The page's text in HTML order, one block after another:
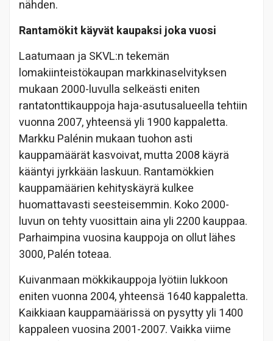
nähden.
Rantamökit käyvät kaupaksi joka vuosi
Laatumaan ja SKVL:n tekemän
lomakiinteistökaupan markkinaselvityksen
mukaan 2000-luvulla selkeästi eniten
rantatonttikauppoja haja-asutusalueella tehtiin
vuonna 2007, yhteensä yli 1900 kappaletta.
Markku Palénin mukaan tuohon asti
kauppamäärät kasvoivat, mutta 2008 käyrä
kääntyi jyrkkään laskuun. Rantamökkien
kauppamäärien kehityskäyrä kulkee
huomattavasti seesteisemmin. Koko 2000-
luvun on tehty vuosittain aina yli 2200 kauppaa.
Parhaimpina vuosina kauppoja on ollut lähes
3000, Palén toteaa.
Kuivanmaan mökkikauppoja lyötiin lukkoon
eniten vuonna 2004, yhteensä 1640 kappaletta.
Kaikkiaan kauppamäärissä on pysytty yli 1400
kappaleen vuosina 2001-2007. Vaikka viime